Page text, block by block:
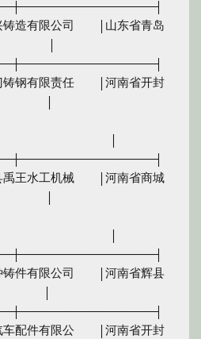
造有限公司　　│山东省青岛
　　　 │
钢有限责任　　│河南省开封
　　　│
公司
王水工机械　　│河南省商城
　　 │
限公司
件有限公司　　│河南省辉县
　　　│
配件有限公　　│河南省开封